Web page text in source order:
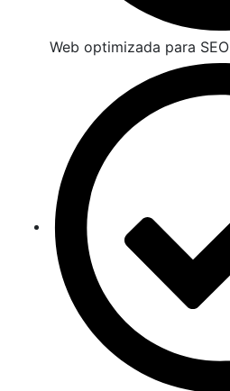
Web optimizada para SEO